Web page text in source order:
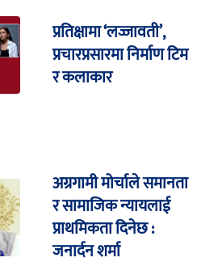
प्रतिक्षामा ‘लज्जावती’,
प्रचारप्रसारमा निर्माण टिम
र कलाकार
अग्रगामी मोर्चाले समानता
र सामाजिक न्यायलाई
प्राथमिकता दिनेछ :
जनार्दन शर्मा